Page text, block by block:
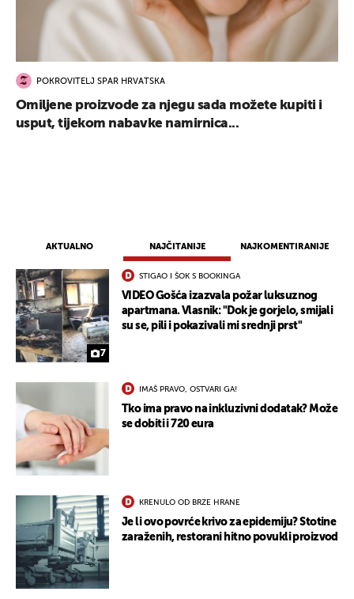
AKTUALNO NAJČITANIJE NAJKOMENTIRANIJE
7
STIGAO I ŠOK S BOOKINGA
VIDEO Gošća izazvala požar luksuznog
apartmana. Vlasnik: "Dok je gorjelo, smijali
su se, pili i pokazivali mi srednji prst"
IMAŠ PRAVO, OSTVARI GA!
Tko ima pravo na inkluzivni dodatak? Može
se dobiti i 720 eura
KRENULO OD BRZE HRANE
Je li ovo povrće krivo za epidemiju? Stotine
zaraženih, restorani hitno povukli proizvod
POKROVITELJ SPAR HRVATSKA
Omiljene proizvode za njegu sada možete kupiti i
usput, tijekom nabavke namirnica...